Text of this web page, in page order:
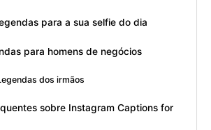
para a sua selfie do dia
para homens de negócios
dos irmãos
sobre Instagram Captions for